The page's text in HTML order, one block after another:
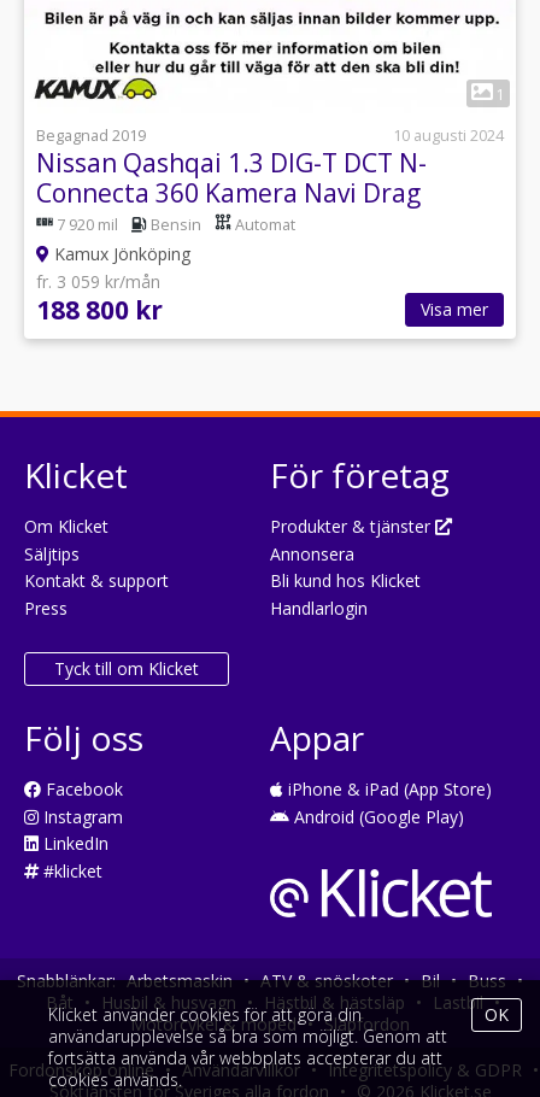
1
Begagnad 2019
10 augusti 2024
Nissan Qashqai 1.3 DIG-T DCT N-
Connecta 360 Kamera Navi Drag
7 920 mil Bensin Automat
Kamux Jönköping
fr. 3 059 kr/mån
188 800 kr Visa mer
Klicket
Om Klicket
Säljtips
Kontakt & support
Press
Tyck till om Klicket
För företag
Produkter & tjänster
Annonsera
Bli kund hos Klicket
Handlarlogin
Följ oss
Facebook
Instagram
LinkedIn
#klicket
Appar
iPhone & iPad (App Store)
Android (Google Play)
Snabblänkar: Arbetsmaskin • ATV & snöskoter • Bil • Buss •
Båt • Husbil & husvagn • Hästbil & hästsläp • Lastbil •
Motorcykel & moped • Släpfordon
Fordonsköp online • Användarvillkor • Integritetspolicy & GDPR •
Söktjänsten för Sveriges alla fordon • © 2026 Klicket.se
Klicket använder cookies för att göra din
användarupplevelse så bra som möjligt. Genom att
fortsätta använda vår webbplats accepterar du att
cookies används.
OK